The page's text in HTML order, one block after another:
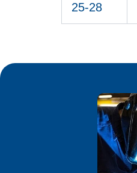
25-28